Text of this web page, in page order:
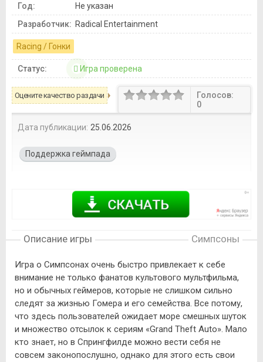
Год:
Не указан
Разработчик: Radical Entertainment
Racing / Гонки
Статус: Игра проверена
Оцените качество раздачи
Голосов:
0
Дата публикации: 25.06.2026
Поддержка геймпада
Описание игры Симпсоны
Игра о Симпсонах очень быстро привлекает к себе
внимание не только фанатов культового мультфильма,
но и обычных геймеров, которые не слишком сильно
следят за жизнью Гомера и его семейства. Все потому,
что здесь пользователей ожидает море смешных шуток
и множество отсылок к сериям «Grand Theft Auto». Мало
кто знает, но в Спрингфилде можно вести себя не
совсем законопослушно, однако для этого есть свои